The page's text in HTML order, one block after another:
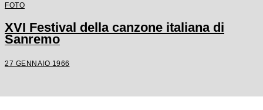
FOTO
XVI Festival della canzone italiana di
Sanremo
27 GENNAIO 1966